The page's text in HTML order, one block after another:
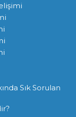
Sık Sorulan